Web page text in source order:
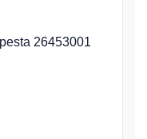
26453001